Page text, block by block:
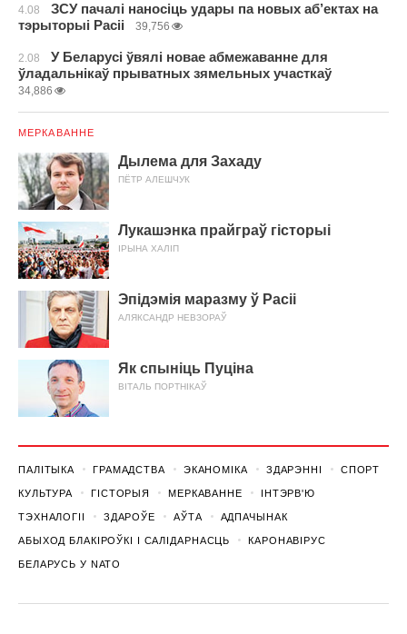
4.08
ЗСУ пачалі наносіць удары па новых аб’ектах на
тэрыторыі Расіі
39,756
2.08
У Беларусі ўвялі новае абмежаванне для
ўладальнікаў прыватных зямельных участкаў
34,886
МЕРКАВАННЕ
Дылема для Захаду
ПЁТР АЛЕШЧУК
Лукашэнка прайграў гісторыі
ІРЫНА ХАЛІП
Эпідэмія маразму ў Расіі
АЛЯКСАНДР НЕВЗОРАЎ
Як спыніць Пуціна
ВІТАЛЬ ПОРТНІКАЎ
ПАЛІТЫКА ГРАМАДСТВА ЭКАНОМІКА ЗДАРЭННI СПОРТ
КУЛЬТУРА ГІСТОРЫЯ МЕРКАВАННЕ ІНТЭРВ'Ю
ТЭХНАЛОГІІ ЗДАРОЎЕ АЎТА АДПАЧЫНАК
АБЫХОД БЛАКІРОЎКІ І САЛІДАРНАСЦЬ КАРОНАВІРУС
БЕЛАРУСЬ У NATO